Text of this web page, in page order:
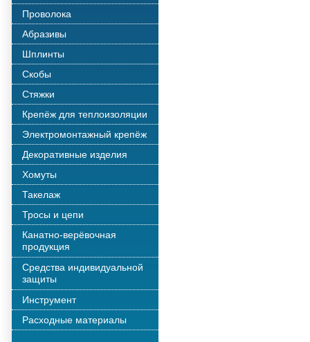
Проволока
Абразивы
Шплинты
Скобы
Стяжки
Крепёж для теплоизоляции
Электромонтажный крепёж
Декоративные изделия
Хомуты
Такелаж
Тросы и цепи
Канатно-верёвочная
продукция
Средства индивидуальной
защиты
Инструмент
Расходные материалы